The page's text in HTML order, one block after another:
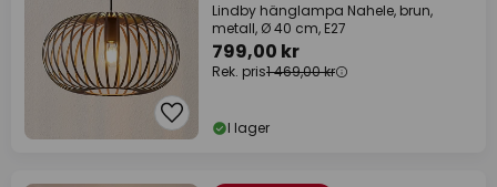
Lindby hänglampa Nahele, brun,
metall, Ø 40 cm, E27
799,00 kr
Rek. pris1 469,00 kr
I lager